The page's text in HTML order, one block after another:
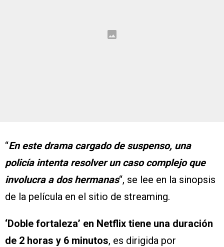
“En este drama cargado de suspenso, una
policía intenta resolver un caso complejo que
involucra a dos hermanas“, se lee en la sinopsis
de la película en el sitio de streaming.
‘Doble fortaleza’ en Netflix tiene una duración
de 2 horas y 6 minutos, es dirigida por